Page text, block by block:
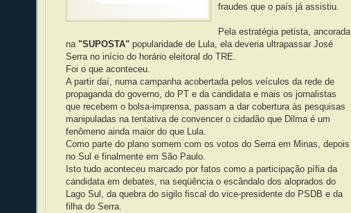
fraudes que o país já assistiu.
Pela estratégia petista, ancorada
na "SUPOSTA" popularidade de Lula, ela deveria ultrapassar José
Serra no início do horário eleitoral do TRE.
Foi o que aconteceu.
A partir daí, numa campanha acobertada pelos veículos da rede de
propaganda do governo, do PT e da candidata e mais os jornalistas
que recebem o bolsa-imprensa, passam a dar cobertura às pesquisas
manipuladas na tentativa de convencer o cidadão que Dilma é um
fenômeno ainda maior do que Lula.
Como parte do plano somem com os votos do Serra em Minas, depois
no Sul e finalmente em São Paulo.
Isto tudo aconteceu marcado por fatos como a participação pífia da
candidata em debates, na seqüência o escândalo dos aloprados do
Lago Sul, da quebra do sigilo fiscal do vice-presidente do PSDB e da
filha do Serra.